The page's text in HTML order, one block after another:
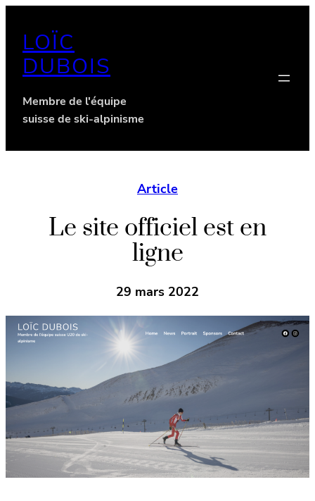
contenu
LOÏC
DUBOIS
Membre de l'équipe
suisse de ski-alpinisme
Article
Le site officiel est en
ligne
29 mars 2022